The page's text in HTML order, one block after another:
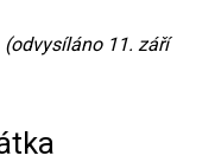
(odvysíláno 11. září